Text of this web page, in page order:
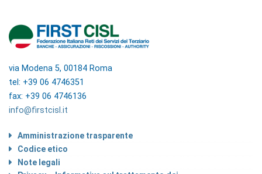
via Modena 5, 00184 Roma
tel: +39 06 4746351
fax: +39 06 4746136
info@firstcisl.it
Amministrazione trasparente
Codice etico
Note legali